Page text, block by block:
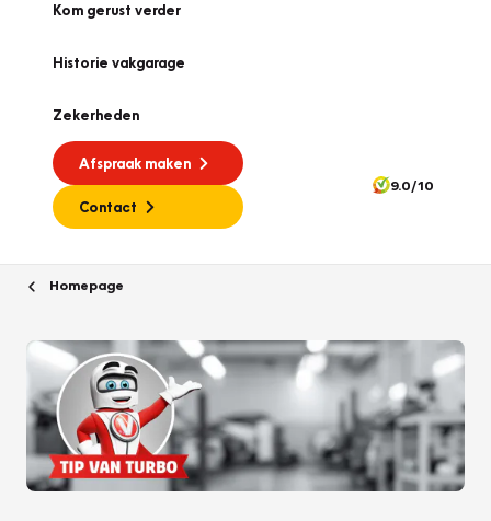
Kom gerust verder
Historie vakgarage
Zekerheden
Afspraak maken
Contact
9.0/10
Homepage